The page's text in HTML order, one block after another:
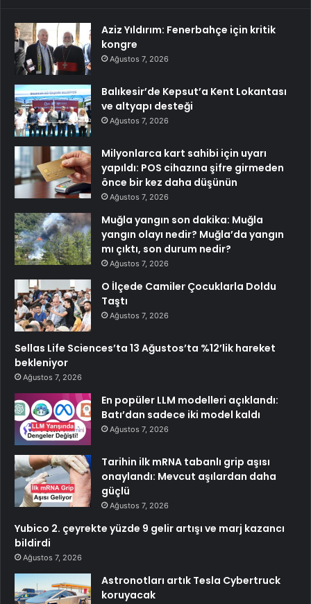
Aziz Yıldırım: Fenerbahçe için kritik
kongre
Ağustos 7, 2026
Balıkesir’de Kepsut’a Kent Lokantası
ve altyapı desteği
Ağustos 7, 2026
Milyonlarca kart sahibi için uyarı
yapıldı: POS cihazına şifre girmeden
önce bir kez daha düşünün
Ağustos 7, 2026
Muğla yangın son dakika: Muğla
yangın olayı nedir? Muğla’da yangın
mı çıktı, son durum nedir?
Ağustos 7, 2026
O İlçede Camiler Çocuklarla Doldu
Taştı
Ağustos 7, 2026
Sellas Life Sciences’ta 13 Ağustos’ta %12’lik hareket
bekleniyor
Ağustos 7, 2026
En popüler LLM modelleri açıklandı:
Batı’dan sadece iki model kaldı
Ağustos 7, 2026
Tarihin ilk mRNA tabanlı grip aşısı
onaylandı: Mevcut aşılardan daha
güçlü
Ağustos 7, 2026
Yubico 2. çeyrekte yüzde 9 gelir artışı ve marj kazancı
bildirdi
Ağustos 7, 2026
Astronotları artık Tesla Cybertruck
koruyacak